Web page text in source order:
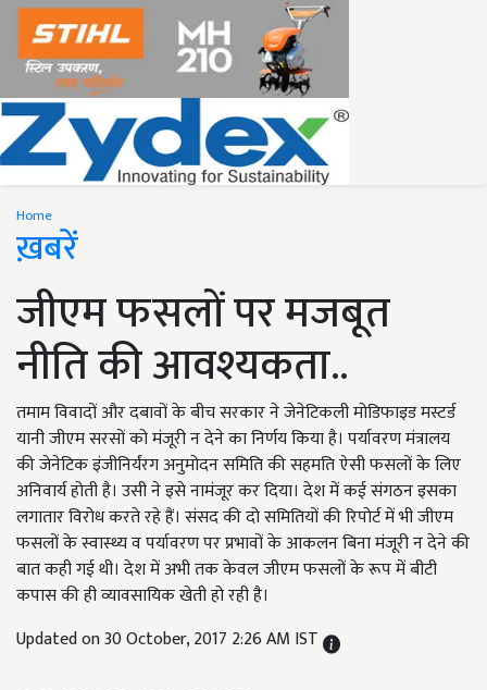
Home
ख़बरें
जीएम फसलों पर मजबूत
नीति की आवश्यकता..
तमाम विवादों और दबावों के बीच सरकार ने जेनेटिकली मोडिफाइड मस्टर्ड
यानी जीएम सरसों को मंजूरी न देने का निर्णय किया है। पर्यावरण मंत्रालय
की जेनेटिक इंजीनिर्यंरग अनुमोदन समिति की सहमति ऐसी फसलों के लिए
अनिवार्य होती है। उसी ने इसे नामंजूर कर दिया। देश में कई संगठन इसका
लगातार विरोध करते रहे हैं। संसद की दो समितियों की रिपोर्ट में भी जीएम
फसलों के स्वास्थ्य व पर्यावरण पर प्रभावों के आकलन बिना मंजूरी न देने की
बात कही गई थी। देश में अभी तक केवल जीएम फसलों के रूप में बीटी
कपास की ही व्यावसायिक खेती हो रही है।
Updated on 30 October, 2017 2:26 AM IST